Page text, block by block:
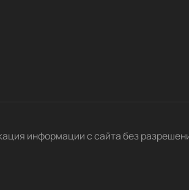
информации с сайта без